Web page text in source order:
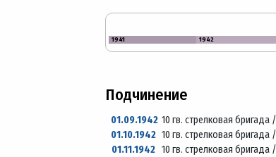
1941 1942
Подчинение
01.09.194210 гв. стрелковая бригада
01.10.194210 гв. стрелковая бригада
01.11.1942 10 гв. стрелковая бригада